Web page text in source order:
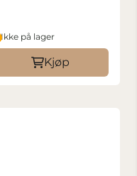
Ikke på lager
Kjøp